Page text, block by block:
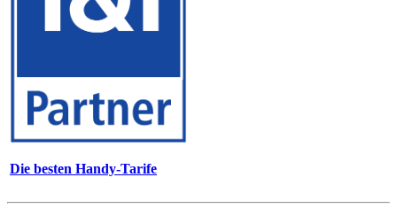
Die besten Handy-Tarife